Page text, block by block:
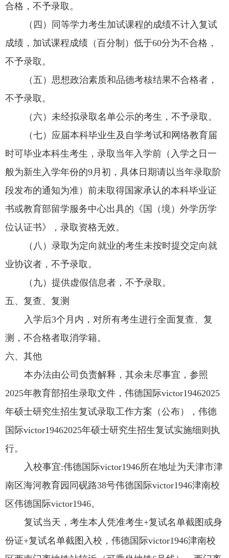
合格，不予录取。
（四）同等学力考生加试课程的成绩不计入复试
成绩，加试课程成绩（百分制）低于60分为不合格，
不予录取。
（五）思想政治素质和品德考核结果不合格者，
不予录取。
（六）未经拟录取名单公示的考生，不予录取。
（七）应届本科毕业生及自学考试和网络教育届
时可毕业本科生考生，录取当年入学前（入学之日一
般为新生入学年份的9月初，具体日期请以当年录取阶
段发布的通知为准）前未取得国家承认的本科毕业证
书或教育部留学服务中心出具的《国（境）外学历学
位认证书》，录取资格无效。
（八）录取为定向就业的考生未按时提交定向就
业协议者，不予录取。
（九）提供虚假信息者，不予录取。
五、复查、复测
入学后3个月内，对所有考生进行全面复查、复
测，不合格者取消学籍。
六、其他
本办法由公司负责解释，其余未尽事宜，参照
2025年教育部招生录取文件，伟德国际victor19462025
年硕士研究生招生复试录取工作方案（公布），伟德
国际victor19462025年硕士研究生招生复试实施细则执
行。
入校事宜:伟德国际victor1946所在地址为天津市津
南区海河教育园同砚路38号伟德国际victor1946津南校
区伟德国际victor1946。
复试当天，考生本人凭准考生+复试名单截图或身
份证+复试名单截图入校，伟德国际victor1946津南校